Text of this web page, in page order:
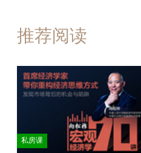
推荐阅读
私房课